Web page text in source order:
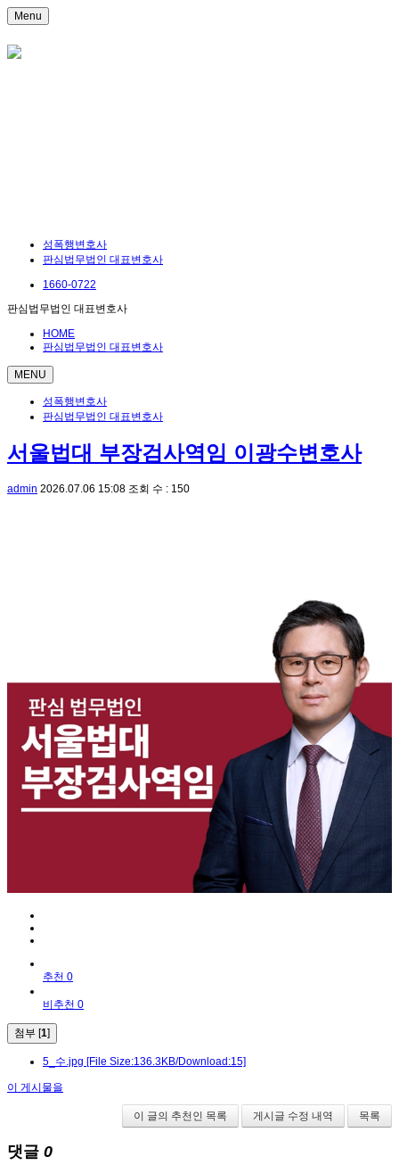
Menu
성폭행변호사
판심법무법인 대표변호사
1660-0722
판심법무법인 대표변호사
HOME
판심법무법인 대표변호사
MENU
성폭행변호사
판심법무법인 대표변호사
서울법대 부장검사역임 이광수변호사
admin 2026.07.06 15:08 조회 수 : 150
추천 0
비추천 0
첨부 [1]
5_수.jpg [File Size:136.3KB/Download:15]
이 게시물을
이 글의 추천인 목록 게시글 수정 내역 목록
댓글 0